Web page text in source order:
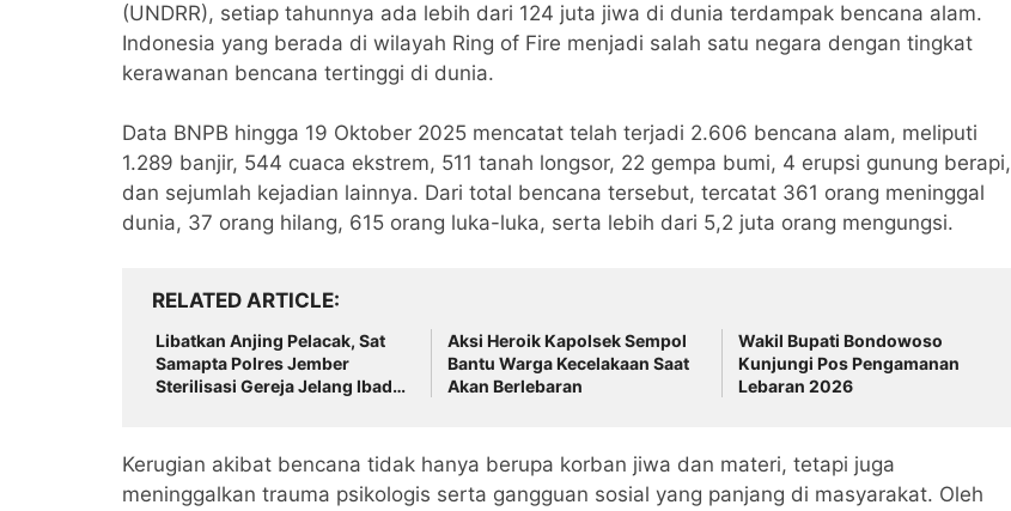
(UNDRR), setiap tahunnya ada lebih dari 124 juta jiwa di dunia terdampak bencana alam.
Indonesia yang berada di wilayah Ring of Fire menjadi salah satu negara dengan tingkat
kerawanan bencana tertinggi di dunia.
Data BNPB hingga 19 Oktober 2025 mencatat telah terjadi 2.606 bencana alam, meliputi
1.289 banjir, 544 cuaca ekstrem, 511 tanah longsor, 22 gempa bumi, 4 erupsi gunung berapi,
dan sejumlah kejadian lainnya. Dari total bencana tersebut, tercatat 361 orang meninggal
dunia, 37 orang hilang, 615 orang luka-luka, serta lebih dari 5,2 juta orang mengungsi.
RELATED ARTICLE
Libatkan Anjing Pelacak, Sat
Samapta Polres Jember
Sterilisasi Gereja Jelang Ibadah
Aksi Heroik Kapolsek Sempol
Bantu Warga Kecelakaan Saat
Akan Berlebaran
Wakil Bupati Bondowoso
Kunjungi Pos Pengamanan
Lebaran 2026
Kerugian akibat bencana tidak hanya berupa korban jiwa dan materi, tetapi juga
meninggalkan trauma psikologis serta gangguan sosial yang panjang di masyarakat. Oleh